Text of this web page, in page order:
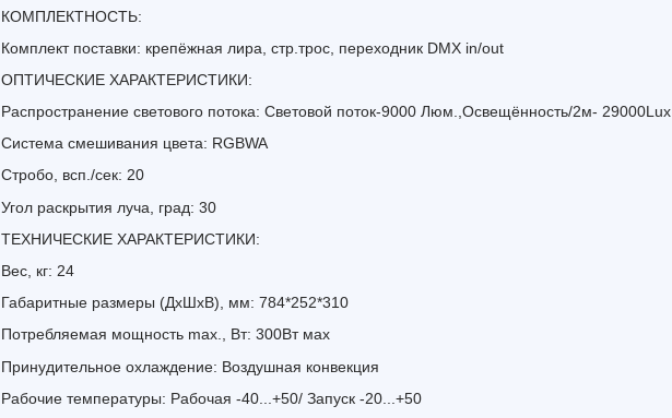
КОМПЛЕКТНОСТЬ:
Комплект поставки: крепёжная лира, стр.трос, переходник DMX in/out
ОПТИЧЕСКИЕ ХАРАКТЕРИСТИКИ:
Распространение светового потока: Световой поток-9000 Люм.,Освещённость/2м- 29000Lux
Система смешивания цвета: RGBWA
Стробо, всп./сек: 20
Угол раскрытия луча, град: 30
ТЕХНИЧЕСКИЕ ХАРАКТЕРИСТИКИ:
Вес, кг: 24
Габаритные размеры (ДхШхВ), мм: 784*252*310
Потребляемая мощность max., Вт: 300Вт мах
Принудительное охлаждение: Воздушная конвекция
Рабочие температуры: Рабочая -40...+50/ Запуск -20...+50